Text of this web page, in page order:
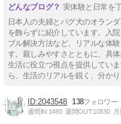
実体験と日常を
日本人の夫婦とパグ犬のオラン
を飾らずに紹介しています。入
ブル解決方法など、リアルな体
す。親しみやすさとともに、具
生活に役立つ視点を提供してい
ら、生活のリアルを鋭く、分か
2043548 138
週間IN:1480 週間OUT:10330